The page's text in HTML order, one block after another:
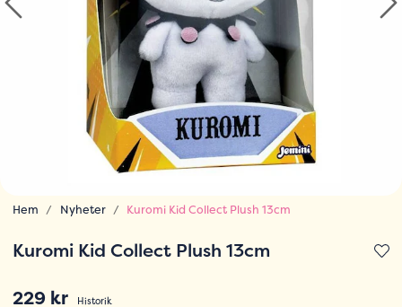
Hem Nyheter Kuromi Kid Collect Plush 13cm
Kuromi Kid Collect Plush 13cm
229 kr
Historik